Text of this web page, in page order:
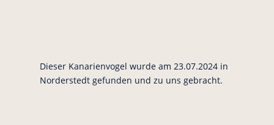
Dieser Kanarienvogel wurde am 23.07.2024 in
Norderstedt gefunden und zu uns gebracht.